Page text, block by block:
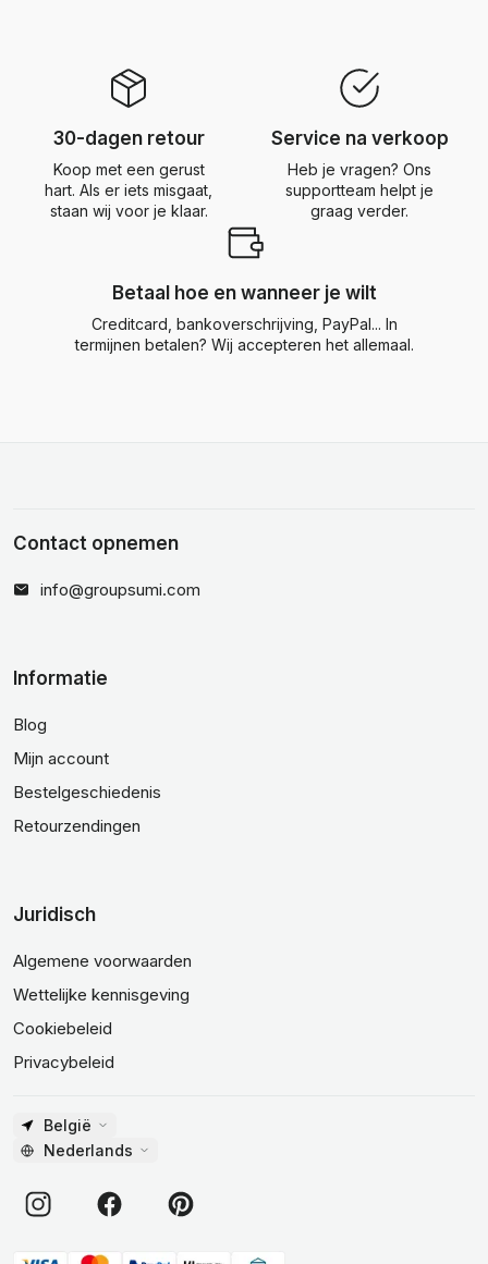
30-dagen retour
Koop met een gerust
hart. Als er iets misgaat,
staan wij voor je klaar.
Service na verkoop
Heb je vragen? Ons
supportteam helpt je
graag verder.
Betaal hoe en wanneer je wilt
Creditcard, bankoverschrijving, PayPal... In
termijnen betalen? Wij accepteren het allemaal.
Contact opnemen
info@groupsumi.com
Informatie
Blog
Mijn account
Bestelgeschiedenis
Retourzendingen
Juridisch
Algemene voorwaarden
Wettelijke kennisgeving
Cookiebeleid
Privacybeleid
België
Nederlands